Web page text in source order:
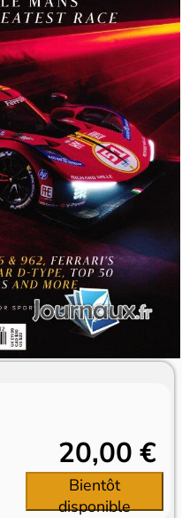
20,00 €
Bientôt
disponible